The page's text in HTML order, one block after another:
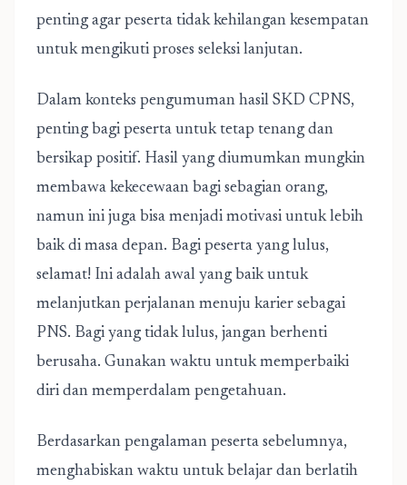
penting agar peserta tidak kehilangan kesempatan
untuk mengikuti proses seleksi lanjutan.
Dalam konteks pengumuman hasil SKD CPNS,
penting bagi peserta untuk tetap tenang dan
bersikap positif. Hasil yang diumumkan mungkin
membawa kekecewaan bagi sebagian orang,
namun ini juga bisa menjadi motivasi untuk lebih
baik di masa depan. Bagi peserta yang lulus,
selamat! Ini adalah awal yang baik untuk
melanjutkan perjalanan menuju karier sebagai
PNS. Bagi yang tidak lulus, jangan berhenti
berusaha. Gunakan waktu untuk memperbaiki
diri dan memperdalam pengetahuan.
Berdasarkan pengalaman peserta sebelumnya,
menghabiskan waktu untuk belajar dan berlatih